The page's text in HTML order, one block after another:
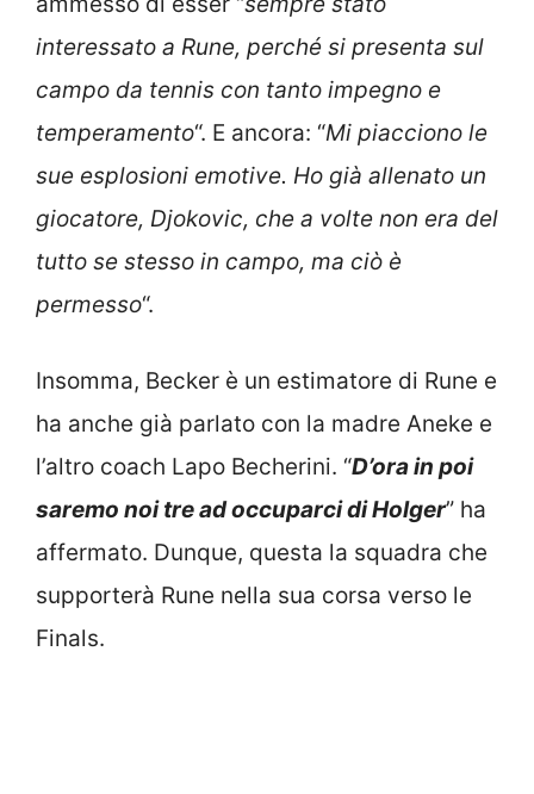
interessato a Rune, perché si presenta sul
campo da tennis con tanto impegno e
temperamento“. E ancora: “Mi piacciono le
sue esplosioni emotive. Ho già allenato un
giocatore, Djokovic, che a volte non era del
tutto se stesso in campo, ma ciò è
permesso“.
Insomma, Becker è un estimatore di Rune e
ha anche già parlato con la madre Aneke e
l’altro coach Lapo Becherini. “D’ora in poi
saremo noi tre ad occuparci di Holger” ha
affermato. Dunque, questa la squadra che
supporterà Rune nella sua corsa verso le
Finals.